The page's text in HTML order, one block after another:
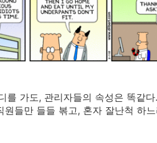
를 가도, 관리자들의 속성은 똑같
들만 들들 볶고, 혼자 잘난척 하